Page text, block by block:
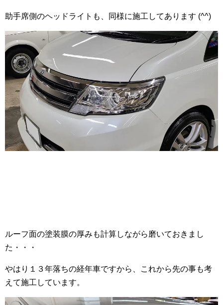
助手席側のヘッドライトも、同様に施工してあります (^^)
ルーフ面の塗装膜の厚みも計算しながら磨いておきまし
た・・・
やはり１３年落ちの経年車ですから、これから先の事も考
えて施工しています。